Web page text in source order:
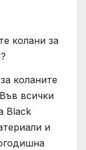
колани за
коланите
всички
Black
и